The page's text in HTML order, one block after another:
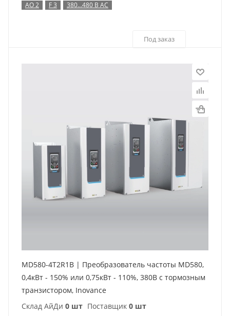
AO 2
F 3 380…480 В AC
Под заказ
MD580-4T2R1B | Преобразователь частоты MD580,
0,4кВт - 150% или 0,75кВт - 110%, 380В с тормозным
транзистором, Inovance
Склад АйДи 0 шт Поставщик 0 шт